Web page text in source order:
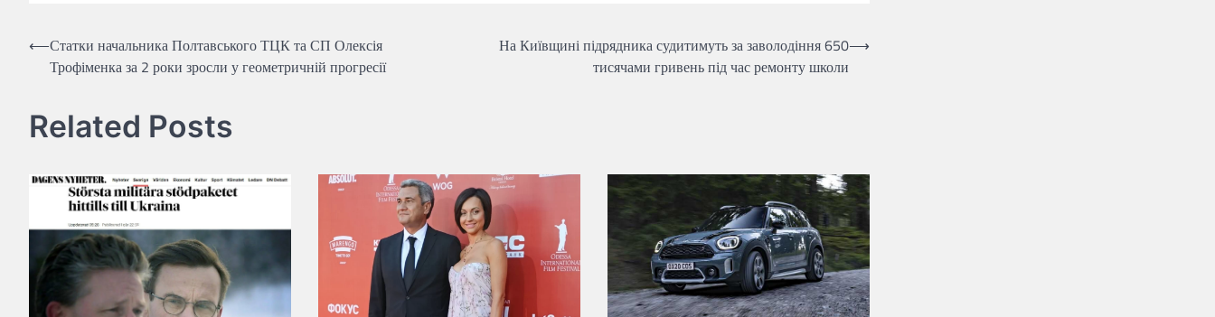
Навігація
записів
⟵Статки начальника Полтавського ТЦК та СП Олексія
Трофіменка за 2 роки зросли у геометричній прогресії
На Київщині підрядника судитимуть за заволодіння 650
тисячами гривень під час ремонту школи
⟶
Related Posts